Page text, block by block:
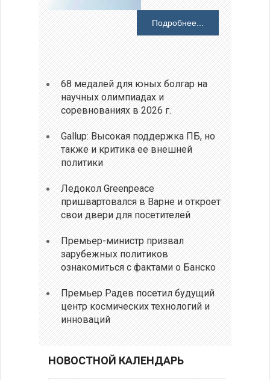
Подробнее...
68 медалей для юных болгар на
научных олимпиадах и
соревнованиях в 2026 г.
Gallup: Высокая поддержка ПБ, но
также и критика ее внешней
политики
Ледокол Greenpeace
пришвартовался в Варне и откроет
свои двери для посетителей
Премьер-министр призвал
зарубежных политиков
ознакомиться с фактами о Банско
Премьер Радев посетил будущий
центр космических технологий и
инноваций
НОВОСТНОЙ КАЛЕНДАРЬ